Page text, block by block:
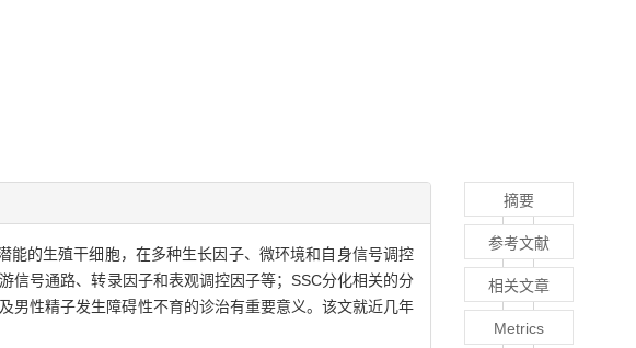
的生殖干细胞，在多种生长因子、微环境和自身信号调控
信号通路、转录因子和表观调控因子等；SSC分化相关的分
男性精子发生障碍性不育的诊治有重要意义。该文就近几年
摘要
参考文献
相关文章
Metrics